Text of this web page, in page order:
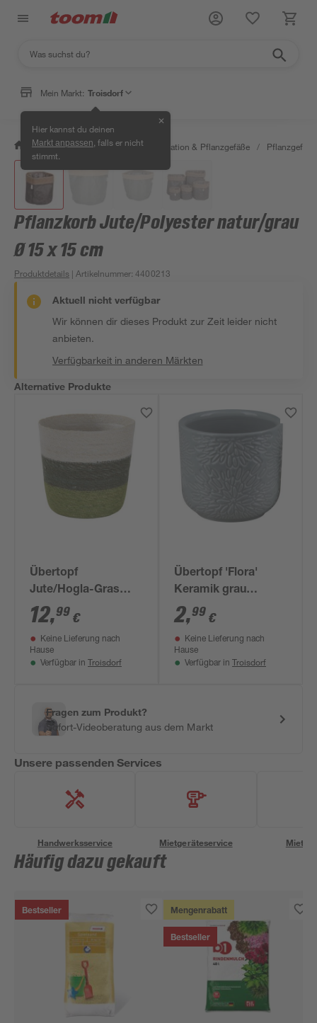
Mein Markt: Troisdorf
Hier kannst du deinen
Markt anpassen , falls er nicht
stimmt.
✕
/ Garten & Freizeit / Gartendekoration & Pflanzgefäße /
Pflanzkorb Jute/Polyester natur/grau
Ø 15 x 15 cm
Produktdetails | Artikelnummer:4400213
Aktuell nicht verfügbar
Wir können dir dieses Produkt zur Zeit leider nicht
anbieten.
Verfügbarkeit in anderen Märkten
Alternative Produkte
Übertopf
Jute/Hogla-Gras
weiß/grün Ø 20 x 19
cm
12,99 €
Keine Lieferung nach
Hause
Verfügbar in Troisdorf
Übertopf 'Flora'
Keramik grau
glasiert Ø 9,4 x 8,5
cm
2,99 €
Keine Lieferung nach
Hause
Verfügbar in Troisdorf
Fragen zum Produkt?
Sofort-Videoberatung aus dem Markt
Unsere passenden Services
Handwerksservice Mietgeräteservice
Häufig dazu gekauft
Bestseller Mengenrabatt
Bestseller